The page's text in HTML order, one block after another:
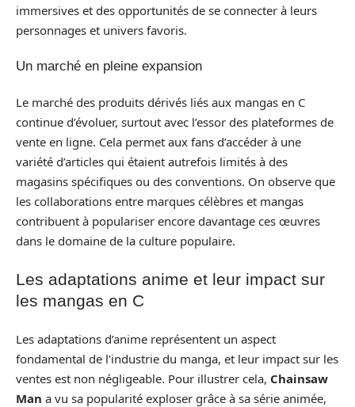
immersives et des opportunités de se connecter à leurs
personnages et univers favoris.
Un marché en pleine expansion
Le marché des produits dérivés liés aux mangas en C
continue d’évoluer, surtout avec l’essor des plateformes de
vente en ligne. Cela permet aux fans d’accéder à une
variété d’articles qui étaient autrefois limités à des
magasins spécifiques ou des conventions. On observe que
les collaborations entre marques célèbres et mangas
contribuent à populariser encore davantage ces œuvres
dans le domaine de la culture populaire.
Les adaptations anime et leur impact sur
les mangas en C
Les adaptations d’anime représentent un aspect
fondamental de l’industrie du manga, et leur impact sur les
ventes est non négligeable. Pour illustrer cela, Chainsaw
Man a vu sa popularité exploser grâce à sa série animée,